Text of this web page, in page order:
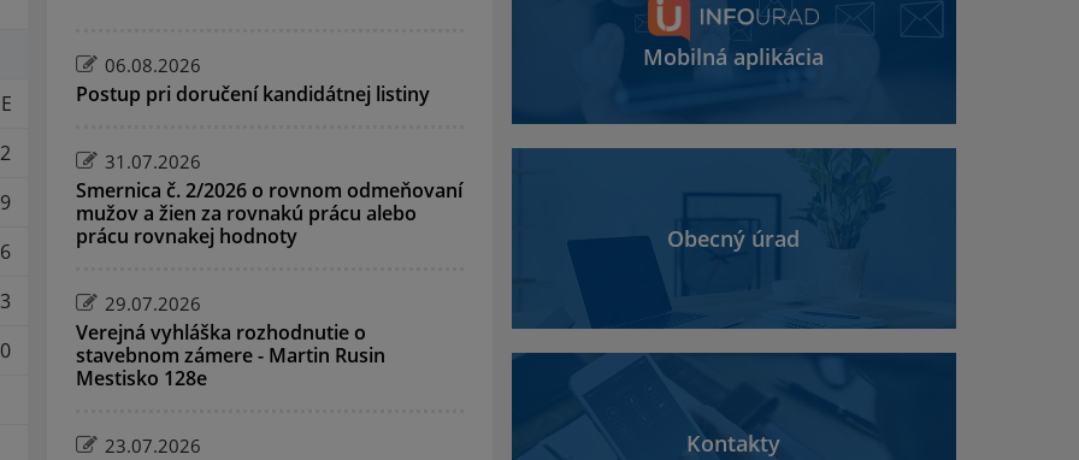
06.08.2026
Postup pri doručení kandidátnej listiny
31.07.2026
Smernica č. 2/2026 o rovnom odmeňovaní
mužov a žien za rovnakú prácu alebo
prácu rovnakej hodnoty
29.07.2026
Verejná vyhláška rozhodnutie o
stavebnom zámere - Martin Rusin
Mestisko 128e
23.07.2026
Mobilná aplikácia
Obecný úrad
Kontakty